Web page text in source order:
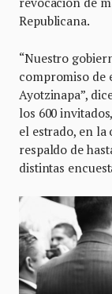
Republicana.
“Nuestro
compromiso de
Ayotzinapa”,
los 600
el estrado, en
respaldo de
distintas